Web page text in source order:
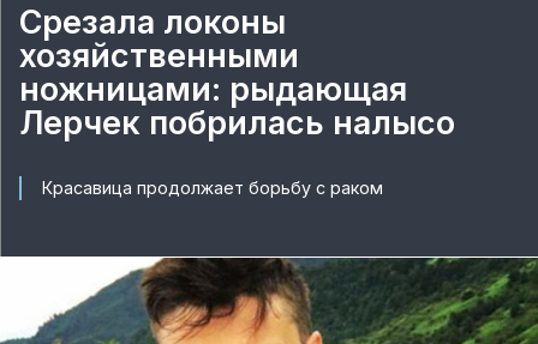
Срезала локоны
хозяйственными
ножницами: рыдающая
Лерчек побрилась налысо
Красавица продолжает борьбу с раком